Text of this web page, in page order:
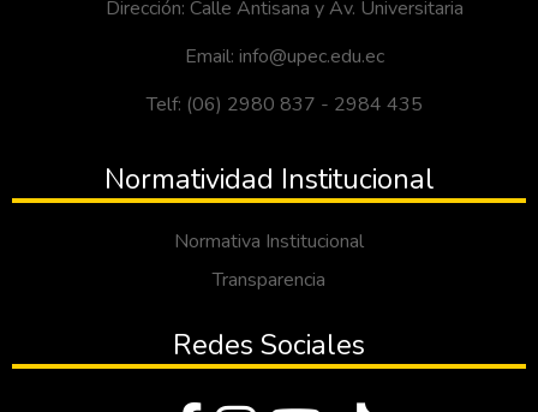
Dirección: Calle Antisana y Av. Universitaria
Email: info@upec.edu.ec
Telf: (06) 2980 837 - 2984 435
Normatividad Institucional
Normativa Institucional
Transparencia
Redes Sociales